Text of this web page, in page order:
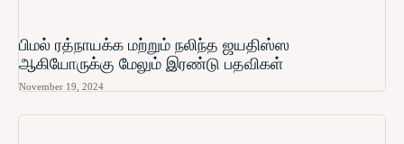
பிமல் ரத்நாயக்க மற்றும் நலிந்த ஜயதிஸ்ஸ
ஆகியோருக்கு மேலும் இரண்டு பதவிகள்
November 19, 2024